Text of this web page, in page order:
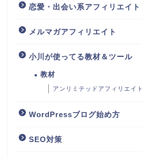
恋愛・出会い系アフィリエイト
メルマガアフィリエイト
小川が使ってる教材＆ツール
教材
アンリミテッドアフィリエイト
WordPressブログ始め方
SEO対策